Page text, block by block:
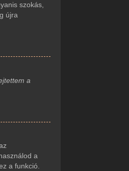
szokás,
újra
a
a
a funkció.